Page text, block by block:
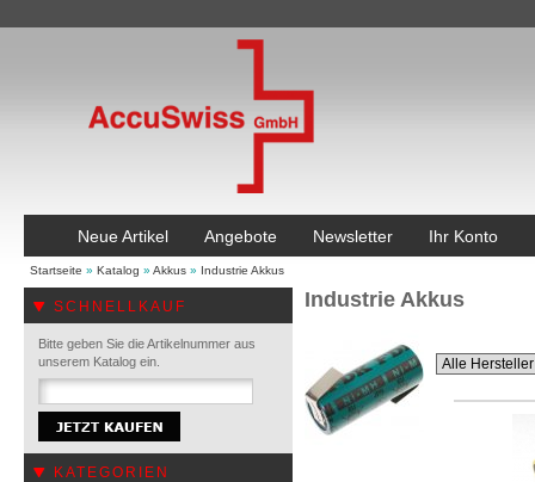
Neue Artikel Angebote Newsletter Ihr Konto
Startseite » Katalog » Akkus » Industrie Akkus
SCHNELLKAUF
Bitte geben Sie die Artikelnummer aus
unserem Katalog ein.
KATEGORIEN
Industrie Akkus